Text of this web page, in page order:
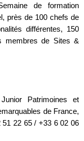
de formation
près de 100 chefs de
différentes, 150
membres de Sites &
Patrimoines et
de France,
51 22 65 / +33 6 02 06